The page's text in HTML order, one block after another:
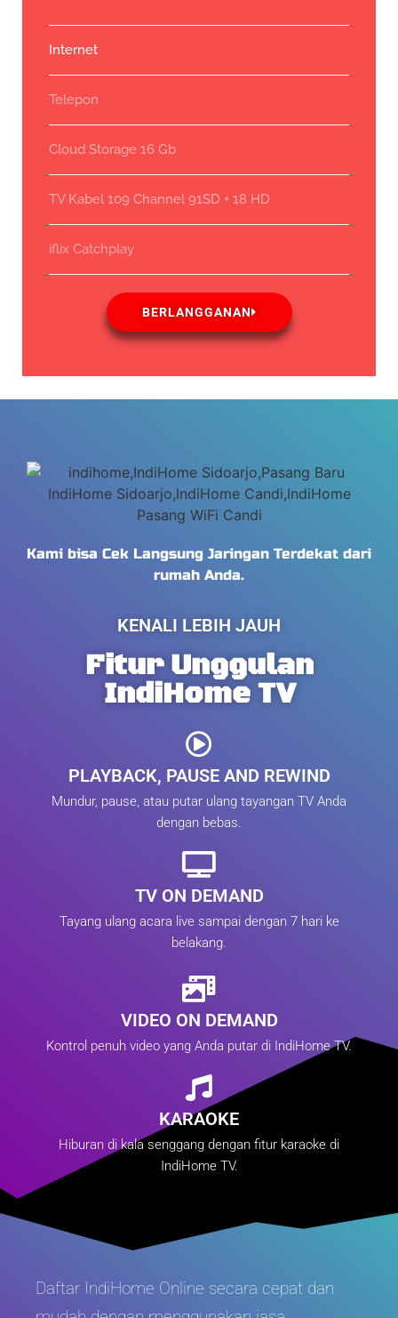
Internet
Telepon
Cloud Storage 16 Gb
TV Kabel 109 Channel 91SD + 18 HD
iflix Catchplay
BERLANGGANAN
Kami bisa Cek Langsung Jaringan Terdekat dari
rumah Anda.
KENALI LEBIH JAUH
Fitur Unggulan
IndiHome TV
PLAYBACK, PAUSE AND REWIND
Mundur, pause, atau putar ulang tayangan TV Anda
dengan bebas.
TV ON DEMAND
Tayang ulang acara live sampai dengan 7 hari ke
belakang.
VIDEO ON DEMAND
Kontrol penuh video yang Anda putar di IndiHome TV.
KARAOKE
Hiburan di kala senggang dengan fitur karaoke di
IndiHome TV.
Daftar IndiHome Online secara cepat dan